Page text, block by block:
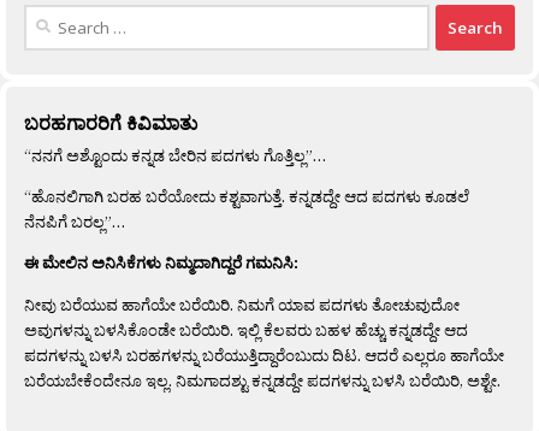
Search
ಬರಹಗಾರರಿಗೆ ಕಿವಿಮಾತು
“ನನಗೆ ಅಶ್ಟೊಂದು ಕನ್ನಡ ಬೇರಿನ ಪದಗಳು ಗೊತ್ತಿಲ್ಲ”…
“ಹೊನಲಿಗಾಗಿ ಬರಹ ಬರೆಯೋದು ಕಶ್ಟವಾಗುತ್ತೆ. ಕನ್ನಡದ್ದೇ ಆದ ಪದಗಳು ಕೂಡಲೆ
ನೆನಪಿಗೆ ಬರಲ್ಲ”…
ಈ ಮೇಲಿನ ಅನಿಸಿಕೆಗಳು ನಿಮ್ಮದಾಗಿದ್ದರೆ ಗಮನಿಸಿ:
ನೀವು ಬರೆಯುವ ಹಾಗೆಯೇ ಬರೆಯಿರಿ. ನಿಮಗೆ ಯಾವ ಪದಗಳು ತೋಚುವುದೋ
ಅವುಗಳನ್ನು ಬಳಸಿಕೊಂಡೇ ಬರೆಯಿರಿ. ಇಲ್ಲಿ ಕೆಲವರು ಬಹಳ ಹೆಚ್ಚು ಕನ್ನಡದ್ದೇ ಆದ
ಪದಗಳನ್ನು ಬಳಸಿ ಬರಹಗಳನ್ನು ಬರೆಯುತ್ತಿದ್ದಾರೆಂಬುದು ದಿಟ. ಆದರೆ ಎಲ್ಲರೂ ಹಾಗೆಯೇ
ಬರೆಯಬೇಕೆಂದೇನೂ ಇಲ್ಲ. ನಿಮಗಾದಶ್ಟು ಕನ್ನಡದ್ದೇ ಪದಗಳನ್ನು ಬಳಸಿ ಬರೆಯಿರಿ, ಅಶ್ಟೇ.